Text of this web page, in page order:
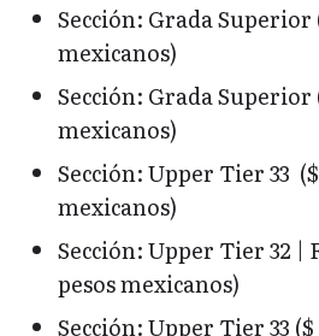
Sección: Grada Superior
mexicanos)
Sección: Grada Superior
mexicanos)
Sección: Upper Tier 33
mexicanos)
Sección: Upper Tier 32 |
pesos mexicanos)
Sección: Upper Tier 33 ($